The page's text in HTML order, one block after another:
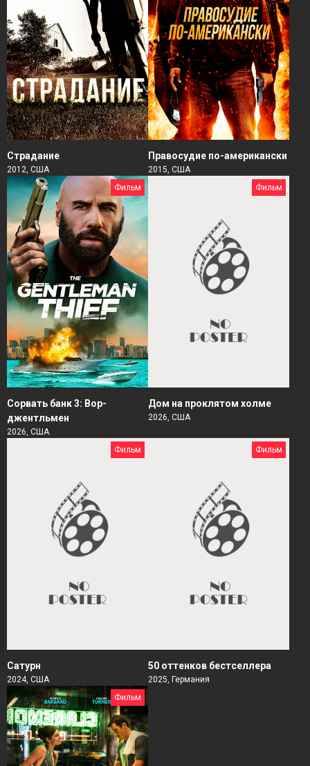
Страдание
2012, США
Правосудие по-американски
2015, США
Фильм
Сорвать банк 3: Вор-
джентльмен
2026, США
Фильм
Дом на проклятом холме
2026, США
Фильм
Сатурн
2024, США
Фильм
50 оттенков бестселлера
2025, Германия
Фильм